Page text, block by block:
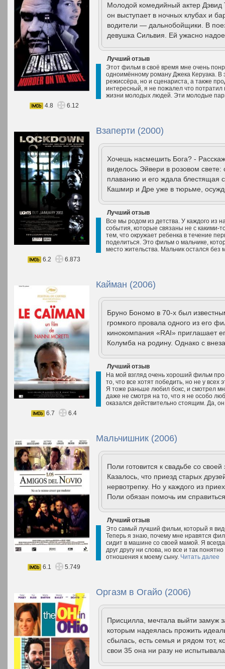
Молодой комедийный актер Дэвид
он выступает в ночных клубах и
водители — дальнобойщики. В
девушка Сильвия. Ей ужасно
Лучший отзыв
Этот фильм в своё время мне очень
одноимённому роману Джека Керуака. В
режиссёра, но и сценариста, а также
интересный, я не пожалел что
жизни молодых людей. Эти молодые
4.8
6.12
Взаперти (2000)
Хочешь насмешить Бога? -
виделось Эйвери в розовом
плаванию и его ждала блестящая
Кашмир и Дре уже в тюрьме,
Лучший отзыв
Все мы родом из детства. У каждого из
события, которые связаны не с какими-
тем, что окружает ребенка в течение
поделиться. Это фильм о мальчике,
место жительства. Мальчик остался
6.2
6.873
Кайман (2006)
Бруно Бономо в 70-х был
громкого провала одного из его
кинокомпания «RAI» приглашает
Колумба на родину. Однако с
Лучший отзыв
На мой взгляд очень хороший фильм
то, что все хотят победить, но не у
Я тоже раньше любил бокс, и смотрел
даже не смотря на то, что я не особо
оказался действительно стоящим. Да,
6.7
6.4
Мальчишник (2006)
Поли готовится к свадьбе со
Казалось, что приезд старых
нервотрепку. Но у каждого из
Поли обязан помочь им
Лучший отзыв
Это самый лучший фильм, который я
Теперь я знаю, почему мне нравятся
сидит в машине со своей мамой. Я
друг другу ни слова, но все и так
отношения к моему сыну. Читать далее
6.1
5.749
Оргазм в Огайо (2006)
Присцилла, мечтала выйти замуж
которым надеялась прожить
сбылась, есть семья и рядом тот,
свои 35 она ни разу не